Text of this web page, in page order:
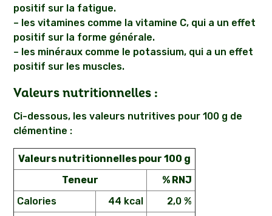
positif sur la fatigue.
– les vitamines comme la vitamine C, qui a un effet
positif sur la forme générale.
– les minéraux comme le potassium, qui a un effet
positif sur les muscles.
Valeurs nutritionnelles :
Ci-dessous, les valeurs nutritives pour 100 g de
clémentine :
Valeurs nutritionnelles pour 100 g
Teneur
% RNJ
Calories
44 kcal
2,0 %